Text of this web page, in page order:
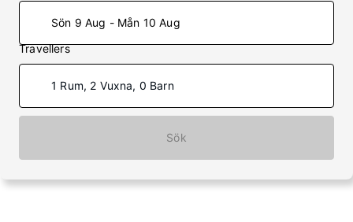
Sön 9 Aug - Mån 10 Aug
Travellers
1 Rum, 2 Vuxna, 0 Barn
Sök